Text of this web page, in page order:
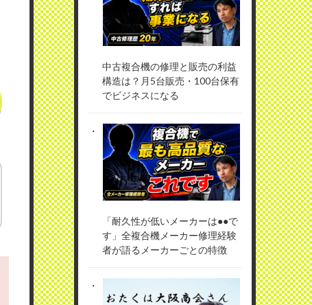
中古複合機の修理と販売の利益
構造は？月5台販売・100台保有
でビジネスになる
「耐久性が低いメーカーは●●で
す」全複合機メーカー修理経験
者が語るメーカーごとの特徴